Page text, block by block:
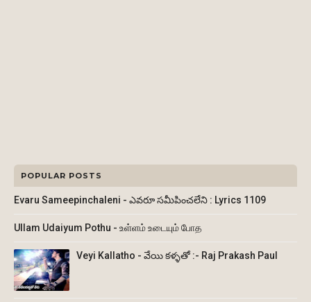
POPULAR POSTS
Evaru Sameepinchaleni - ఎవరూ సమీపించలేని : Lyrics 1109
Ullam Udaiyum Pothu - உள்ளம் உடையும் போத
Veyi Kallatho - వేయి కళ్ళతో :- Raj Prakash Paul